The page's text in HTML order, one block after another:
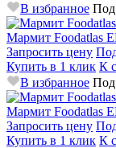
В избранное Под
Мармит Foodatlas
Запросить цену
Купить в 1 клик К
В избранное Под
Мармит Foodatlas
Запросить цену
Купить в 1 клик К